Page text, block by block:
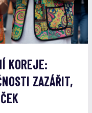
KOREJE:
ZAZÁŘIT,